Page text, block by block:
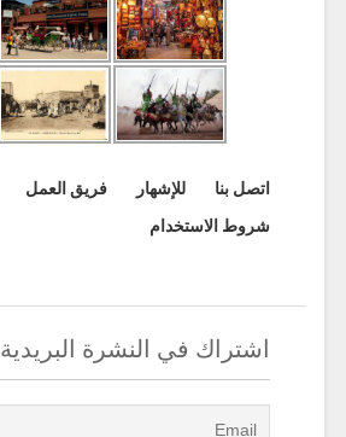
اتصل بنا للإشهار
فريق العمل
شروط الاستخدام
اشتراك في النشرة البريدية